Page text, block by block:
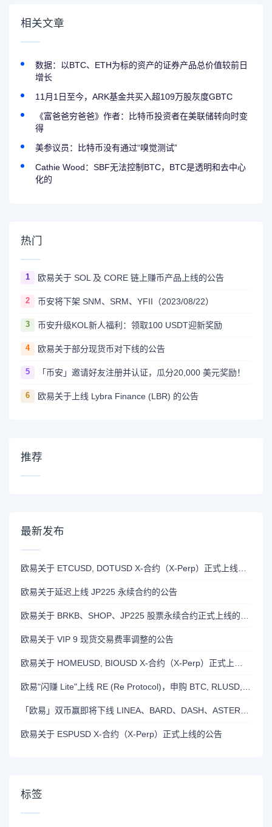
相关文章
数据：以BTC、ETH为标的资产的证券产品总价值较前日
增长
11月1日至今，ARK基金共买入超109万股灰度GBTC
《富爸爸穷爸爸》作者：比特币投资者在美联储转向时变
得
美参议员：比特币没有通过“嗅觉测试”
Cathie Wood：SBF无法控制BTC，BTC是透明和去中心
化的
热门
1 欧易关于 SOL 及 CORE 链上赚币产品上线的公告
2 币安将下架 SNM、SRM、YFII（2023/08/22）
3 币安升级KOL新人福利：领取100 USDT迎新奖励
4 欧易关于部分现货币对下线的公告
5 「币安」邀请好友注册并认证，瓜分20,000 美元奖励！
6 欧易关于上线 Lybra Finance (LBR) 的公告
推荐
最新发布
欧易关于延迟上线 JP225 永续合约的公告
欧易关于 VIP 9 现货交易费率调整的公告
欧易关于 ESPUSD X-合约（X-Perp）正式上线的公告
标签